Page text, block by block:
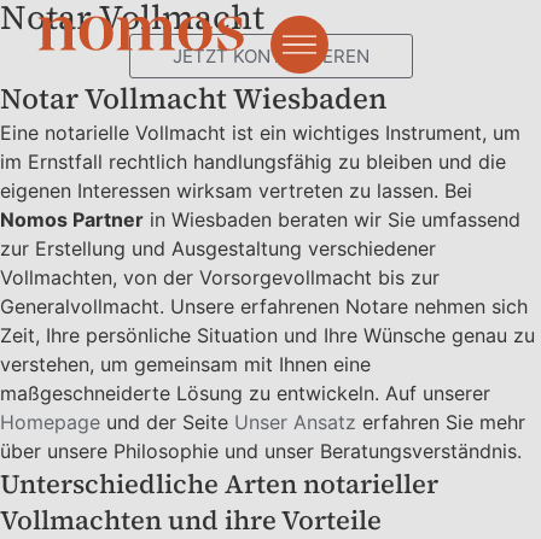
Notar Vollmacht
JETZT KONTAKTIEREN
Notar Vollmacht Wiesbaden
Eine notarielle Vollmacht ist ein wichtiges Instrument, um
im Ernstfall rechtlich handlungsfähig zu bleiben und die
eigenen Interessen wirksam vertreten zu lassen. Bei
Nomos Partner in Wiesbaden beraten wir Sie umfassend
zur Erstellung und Ausgestaltung verschiedener
Vollmachten, von der Vorsorgevollmacht bis zur
Generalvollmacht. Unsere erfahrenen Notare nehmen sich
Zeit, Ihre persönliche Situation und Ihre Wünsche genau zu
verstehen, um gemeinsam mit Ihnen eine
maßgeschneiderte Lösung zu entwickeln. Auf unserer
Homepage und der Seite Unser Ansatz erfahren Sie mehr
über unsere Philosophie und unser Beratungsverständnis.
Unterschiedliche Arten notarieller
Vollmachten und ihre Vorteile